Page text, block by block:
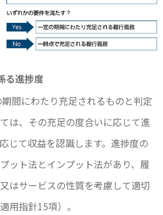
る進捗度
間にわたり充足されるものと判定
は、その充足の度合いに応じて進
じて収益を認識します。進捗度の
ット法とインプット法があり、履
はサービスの性質を考慮して適切
用指針15項）。